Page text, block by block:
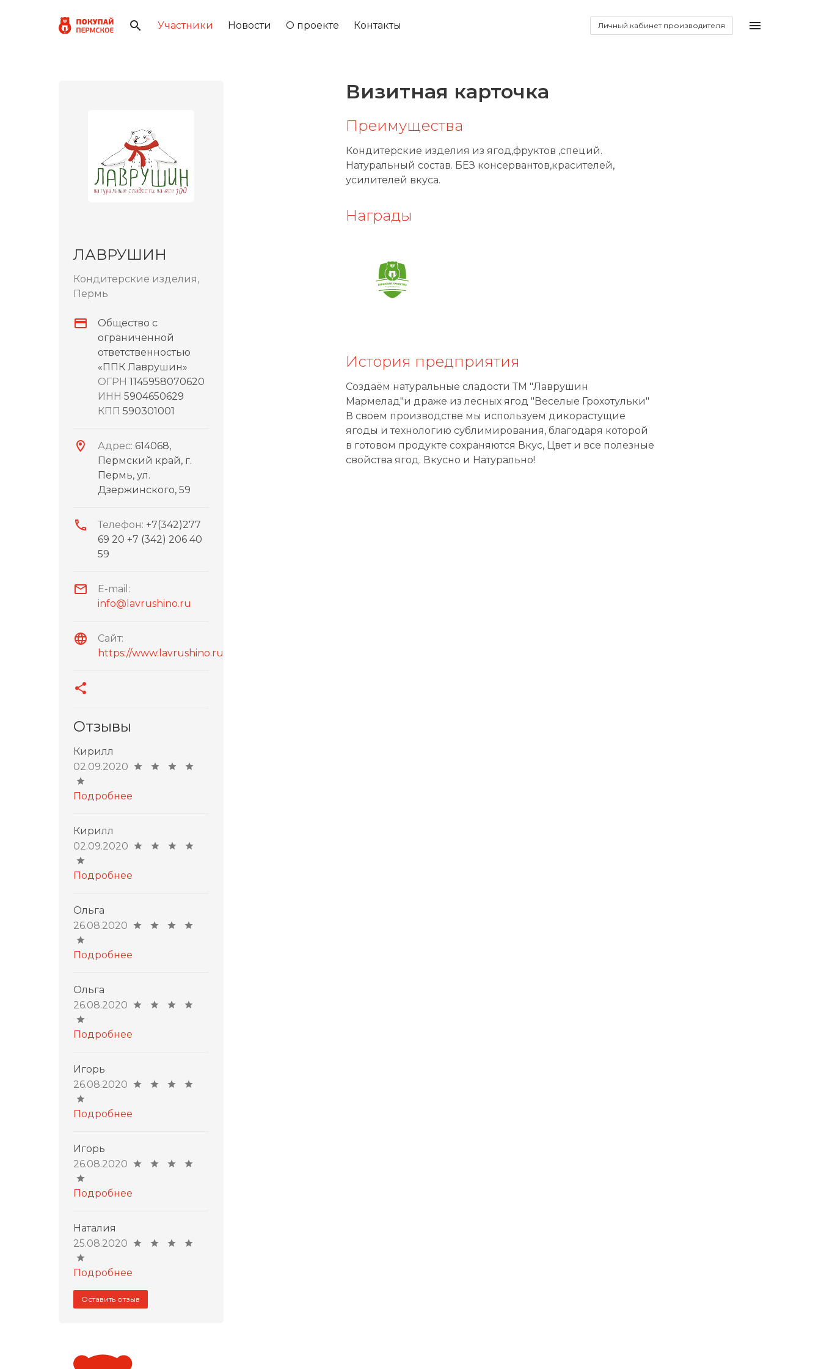
Участники Новости О проекте Контакты Личный кабинет производителя
ЛАВРУШИН
Кондитерские изделия,
Пермь
Общество с
ограниченной
ответственностью
«ППК Лаврушин»
ОГРН 1145958070620
ИНН 5904650629
КПП 590301001
Адрес: 614068,
Пермский край, г.
Пермь, ул.
Дзержинского, 59
Телефон: +7(342)277
69 20 +7 (342) 206 40
59
E-mail:
info@lavrushino.ru
Сайт:
https://www.lavrushino.ru
Отзывы
Кирилл
02.09.2020
Подробнее
Кирилл
02.09.2020
Подробнее
Ольга
26.08.2020
Подробнее
Ольга
26.08.2020
Подробнее
Игорь
26.08.2020
Подробнее
Игорь
26.08.2020
Подробнее
Наталия
25.08.2020
Подробнее
Оставить отзыв
Визитная карточка
Преимущества
Кондитерские изделия из ягод,фруктов ,специй.
Натуральный состав. БЕЗ консервантов,красителей,
усилителей вкуса.
Награды
История предприятия
Создаём натуральные сладости ТМ "Лаврушин
Мармелад"и драже из лесных ягод "Веселые Грохотульки"
В своем производстве мы используем дикорастущие
ягоды и технологию сублимирования, благодаря которой
в готовом продукте сохраняются Вкус, Цвет и все полезные
свойства ягод. Вкусно и Натурально!